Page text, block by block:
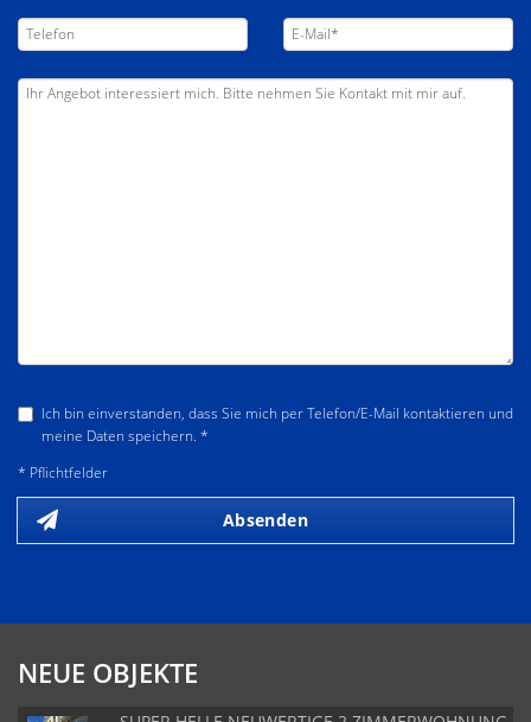
Ich bin einverstanden, dass Sie mich per Telefon/E-Mail kontaktieren und
meine Daten speichern. *
* Pflichtfelder
Absenden
NEUE OBJEKTE